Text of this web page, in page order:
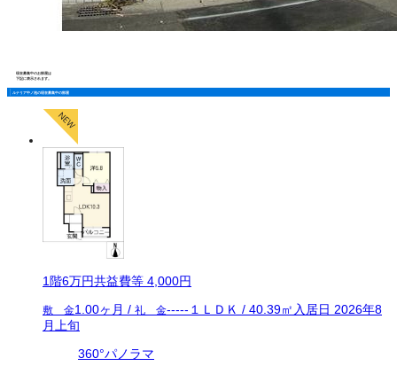
現在募集中のお部屋は
下記に表示されます。
ルナリア中ノ池の現在募集中の部屋
1階6万円共益費等 4,000円
敷 金1.00ヶ月 / 礼 金----- １ＬＤＫ / 40.39㎡ 入居日 2026年8
月上旬
360°パノラマ